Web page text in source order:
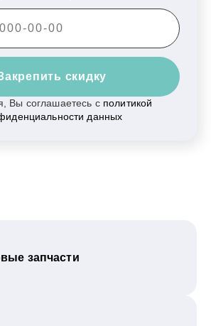
скидку
Вы соглашаетесь с политикой
данных
запчасти